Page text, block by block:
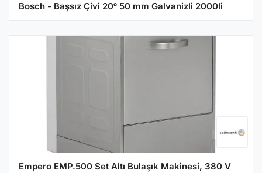
Bosch - Başsız Çivi 20ᵒ 50 mm Galvanizli 2000li
Empero EMP.500 Set Altı Bulaşık Makinesi, 380 V